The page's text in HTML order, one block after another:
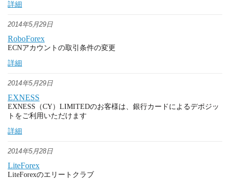
詳細
2014年5月29日
RoboForex
ECNアカウントの取引条件の変更
詳細
2014年5月29日
EXNESS
EXNESS（CY）LIMITEDのお客様は、銀行カードによるデポジッ
トをご利用いただけます
詳細
2014年5月28日
LiteForex
LiteForexのエリートクラブ